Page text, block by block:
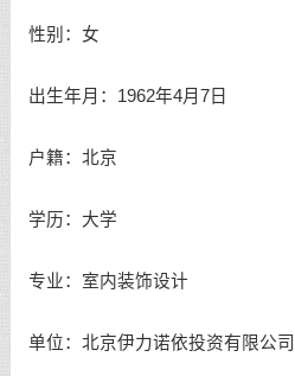
性别：女
出生年月：1962年4月7日
户籍：北京
学历：大学
专业：室内装饰设计
单位：北京伊力诺依投资有限公司